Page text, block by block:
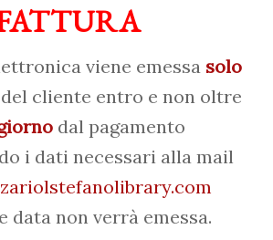
viene emessasolo
cliente entro e non oltre
dal pagamento
i dati necessari alla mail
data non verrà emessa.